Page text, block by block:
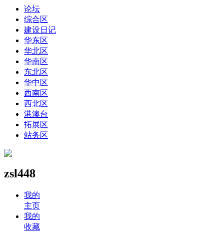
论坛
综合区
建设日记
华东区
华北区
华南区
东北区
华中区
西南区
西北区
港澳台
拓展区
站务区
zsl448
我的
主页
我的
收藏